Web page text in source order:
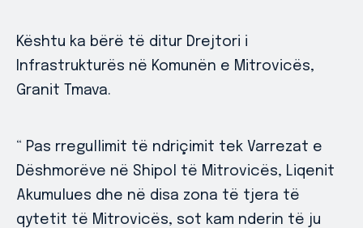
Kështu ka bërë të ditur Drejtori i
Infrastrukturës në Komunën e Mitrovicës,
Granit Tmava.
“ Pas rregullimit të ndriçimit tek Varrezat e
Dëshmorëve në Shipol të Mitrovicës, Liqenit
Akumulues dhe në disa zona të tjera të
qytetit të Mitrovicës, sot kam nderin të ju